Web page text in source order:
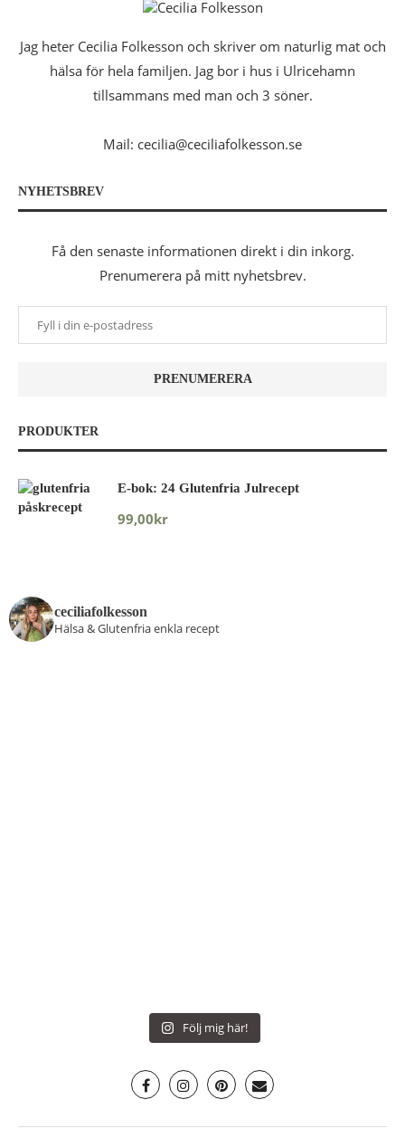
Jag heter Cecilia Folkesson och skriver om naturlig mat och
hälsa för hela familjen. Jag bor i hus i Ulricehamn
tillsammans med man och 3 söner.
Mail: cecilia@ceciliafolkesson.se
NYHETSBREV
Få den senaste informationen direkt i din inkorg.
Prenumerera på mitt nyhetsbrev.
PRODUKTER
E-bok: 24 Glutenfria Julrecept
99,00kr
ceciliafolkesson
Hälsa & Glutenfria enkla recept
Följ mig här!